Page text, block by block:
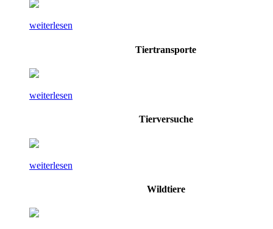
weiterlesen
Tiertransporte
weiterlesen
Tierversuche
weiterlesen
Wildtiere